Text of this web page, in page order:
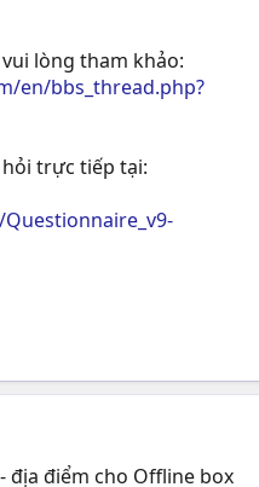
lòng tham khảo:
en/bbs_thread.php?
trực tiếp tại:
địa điểm cho Offline box